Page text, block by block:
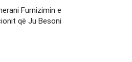
Furnizimin e
që Ju Besoni